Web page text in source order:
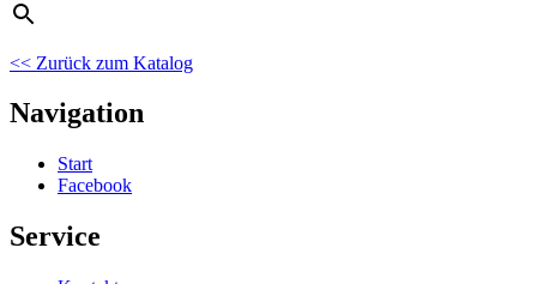
<< Zurück zum Katalog
Navigation
Start
Facebook
Service